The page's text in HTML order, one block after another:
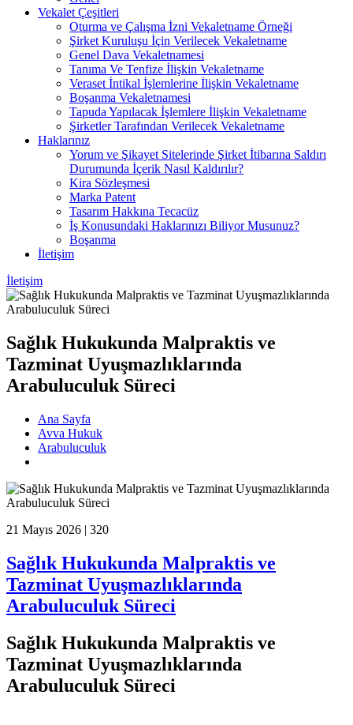
Vekalet Çeşitleri
Oturma ve Çalışma İzni Vekaletname Örneği
Şirket Kuruluşu İçin Verilecek Vekaletname
Genel Dava Vekaletnamesi
Tanıma Ve Tenfize İlişkin Vekaletname
Veraset İntikal İşlemlerine İlişkin Vekaletname
Boşanma Vekaletnamesi
Tapuda Yapılacak İşlemlere İlişkin Vekaletname
Şirketler Tarafından Verilecek Vekaletname
Haklarınız
Yorum ve Şikayet Sitelerinde Şirket İtibarına Saldırı
Durumunda İçerik Nasıl Kaldırılır?
Kira Sözleşmesi
Marka Patent
Tasarım Hakkına Tecacüz
İş Konusundaki Haklarınızı Biliyor Musunuz?
Boşanma
İletişim
İletişim
Sağlık Hukukunda Malpraktis ve
Tazminat Uyuşmazlıklarında
Arabuluculuk Süreci
Ana Sayfa
Avva Hukuk
Arabuluculuk
21 Mayıs 2026 | 320
Sağlık Hukukunda Malpraktis ve
Tazminat Uyuşmazlıklarında
Arabuluculuk Süreci
Sağlık Hukukunda Malpraktis ve
Tazminat Uyuşmazlıklarında
Arabuluculuk Süreci